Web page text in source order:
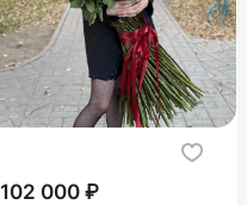
102 000 ₽